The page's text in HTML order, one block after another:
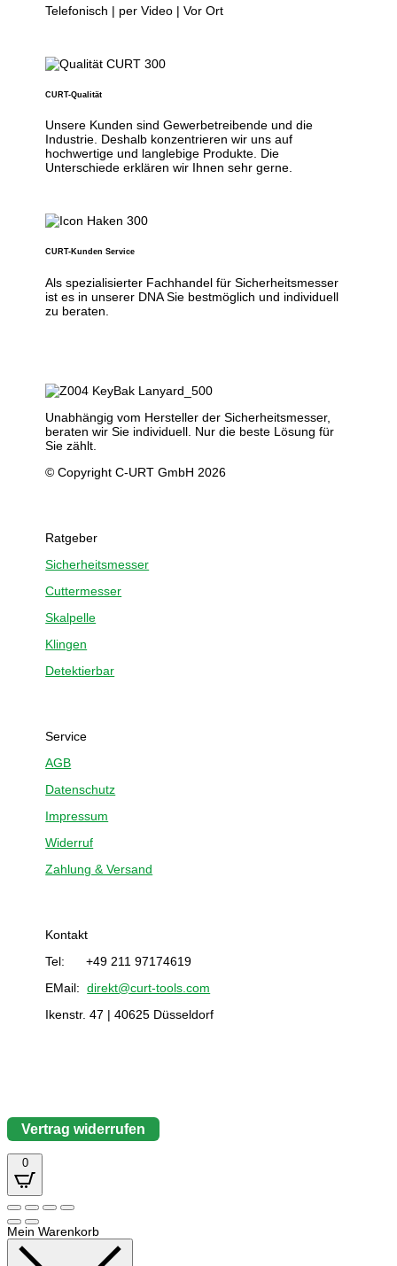
Telefonisch | per Video | Vor Ort
CURT-Qualität
Unsere Kunden sind Gewerbetreibende und die
Industrie. Deshalb konzentrieren wir uns auf
hochwertige und langlebige Produkte. Die
Unterschiede erklären wir Ihnen sehr gerne.
CURT-Kunden Service
Als spezialisierter Fachhandel für Sicherheitsmesser
ist es in unserer DNA Sie bestmöglich und individuell
zu beraten.
Unabhängig vom Hersteller der Sicherheitsmesser,
beraten wir Sie individuell. Nur die beste Lösung für
Sie zählt.
© Copyright C-URT GmbH 2026
Ratgeber
Sicherheitsmesser
Cuttermesser
Skalpelle
Klingen
Detektierbar
Service
AGB
Datenschutz
Impressum
Widerruf
Zahlung & Versand
Kontakt
Tel: +49 211 97174619
EMail:direkt@curt-tools.com
Ikenstr. 47 | 40625 Düsseldorf
Vertrag widerrufen
0
Mein Warenkorb